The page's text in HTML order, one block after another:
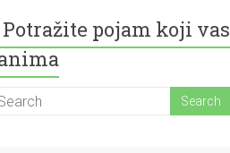
Potražite pojam koji vas